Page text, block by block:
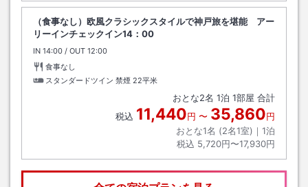
（食事なし）欧風クラシックスタイルで神戸旅を堪能 アー
リーインチェックイン14：00
IN チェックイン
14:00 / OUT チェックアウト
12:00
食事なし
スタンダードツイン 禁煙 22平米
おとな2名 1泊 1部屋 合計
税込 11,440円 〜 35,860円
おとな1名 (2名1室)｜ 1泊
税込 5,720円〜17,930円